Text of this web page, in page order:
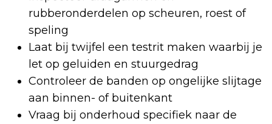
rubberonderdelen op scheuren, roest of
speling
Laat bij twijfel een testrit maken waarbij je
let op geluiden en stuurgedrag
Controleer de banden op ongelijke slijtage
aan binnen- of buitenkant
Vraag bij onderhoud specifiek naar de